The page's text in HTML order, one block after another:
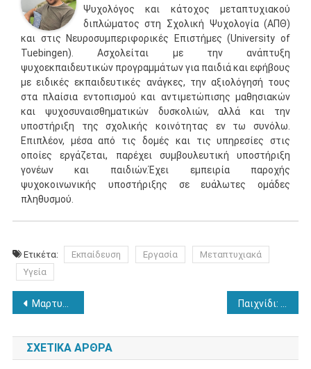
Ψυχολόγος και κάτοχος μεταπτυχιακού
διπλώματος στη Σχολική Ψυχολογία (ΑΠΘ)
και στις Νευροσυμπεριφορικές Επιστήμες (University of
Tuebingen). Ασχολείται με την ανάπτυξη
ψυχοεκπαιδευτικών προγραμμάτων για παιδιά και εφήβους
με ειδικές εκπαιδευτικές ανάγκες, την αξιολόγησή τους
στα πλαίσια εντοπισμού και αντιμετώπισης μαθησιακών
και ψυχοσυναισθηματικών δυσκολιών, αλλά και την
υποστήριξη της σχολικής κοινότητας εν τω συνόλω.
Επιπλέον, μέσα από τις δομές και τις υπηρεσίες στις
οποίες εργάζεται, παρέχει συμβουλευτική υποστήριξη
γονέων και παιδιών.Έχει εμπειρία παροχής
ψυχοκοινωνικής υποστήριξης σε ευάλωτες ομάδες
πληθυσμού.
Ετικέτα: Εκπαίδευση Εργασία
Μεταπτυχιακά
Υγεία
Πλοήγηση
άρθρων
Μαρτυρία εθελόντριας για την τριτοκοσμική κατάσταση που επικρατεί στο ΚΕΠΕΚ Λεχαινών
ΣΧΕΤΙΚΆ ΆΡΘΡΑ